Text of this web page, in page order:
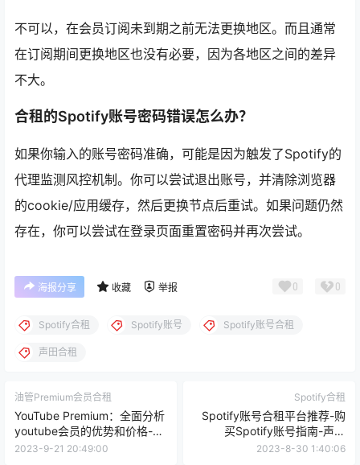
不可以，在会员订阅未到期之前无法更换地区。而且通常
在订阅期间更换地区也没有必要，因为各地区之间的差异
不大。
合租的Spotify账号密码错误怎么办？
如果你输入的账号密码准确，可能是因为触发了Spotify的
代理监测风控机制。你可以尝试退出账号，并清除浏览器
的cookie/应用缓存，然后更换节点后重试。如果问题仍然
存在，你可以尝试在登录页面重置密码并再次尝试。
海报分享 收藏 举报 0 0
Spotify合租 Spotify账号 Spotify账号合租
声田合租
油管Premium会员合租
YouTube Premium：全面分析
youtube会员的优势和价格-油
管会员合租
2023-9-21 20:49:00
Spotify合租
Spotify账号合租平台推荐-购
买Spotify账号指南-声田
Spotify合租指南
2023-8-30 1:40:06